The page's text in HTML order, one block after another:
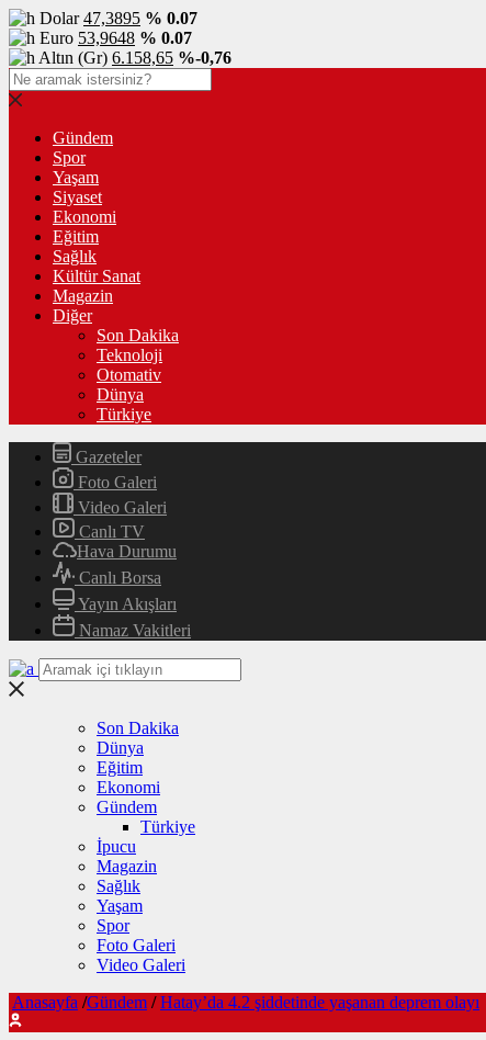
Dolar47,3895 % 0.07
Euro 53,9648 % 0.07
Altın (Gr) 6.158,65 %-0,76
Gündem
Spor
Yaşam
Siyaset
Ekonomi
Eğitim
Sağlık
Kültür Sanat
Magazin
Diğer
Son Dakika
Teknoloji
Otomativ
Dünya
Türkiye
Gazeteler
Foto Galeri
Video Galeri
Canlı TV
Hava Durumu
Canlı Borsa
Yayın Akışları
Namaz Vakitleri
Son Dakika
Dünya
Eğitim
Ekonomi
Gündem
Türkiye
İpucu
Magazin
Sağlık
Yaşam
Spor
Foto Galeri
Video Galeri
Anasayfa /Gündem / Hatay’da 4.2 şiddetinde yaşanan deprem olayı